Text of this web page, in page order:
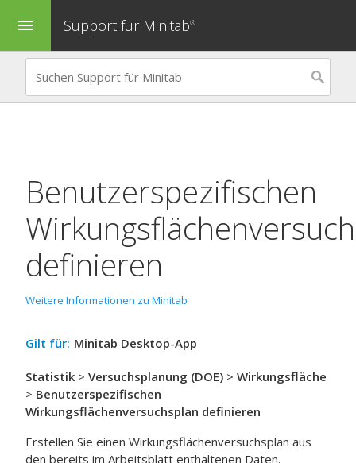
menu Support für Minitab®
Benutzerspezifischen
definieren
Weitere Informationen zu Minitab
Gilt für: Minitab Desktop-App
Statistik > Versuchsplanung (DOE) > Wirkungsfläche
> Benutzerspezifischen
Wirkungsflächenversuchsplan definieren
Erstellen Sie einen Wirkungsflächenversuchsplan aus
den bereits im Arbeitsblatt enthaltenen Daten.